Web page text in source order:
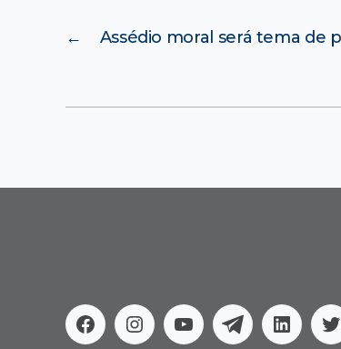
← Assédio moral será tema de
FacebookInstagram
YoutubeTelegram